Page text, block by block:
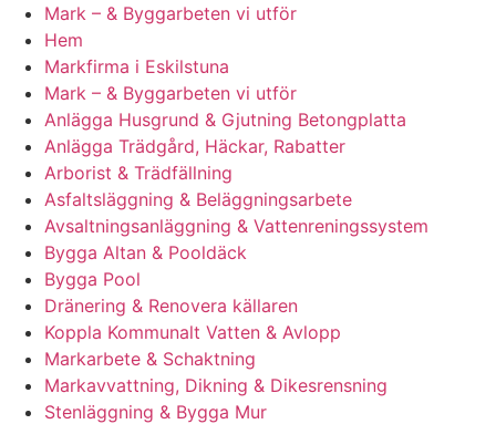
Mark – & Byggarbeten vi utför
Hem
Markfirma i Eskilstuna
Mark – & Byggarbeten vi utför
Anlägga Husgrund & Gjutning Betongplatta
Anlägga Trädgård, Häckar, Rabatter
Arborist & Trädfällning
Asfaltsläggning & Beläggningsarbete
Avsaltningsanläggning & Vattenreningssystem
Bygga Altan & Pooldäck
Bygga Pool
Dränering & Renovera källaren
Koppla Kommunalt Vatten & Avlopp
Markarbete & Schaktning
Markavvattning, Dikning & Dikesrensning
Stenläggning & Bygga Mur